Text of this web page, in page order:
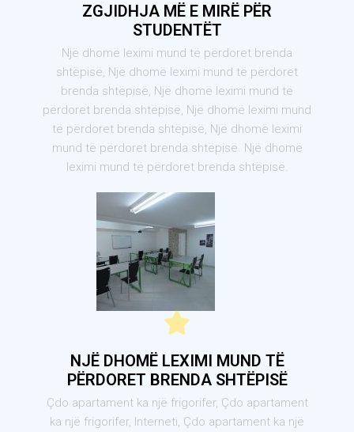
ZGJIDHJA MË E MIRË PËR
STUDENTËT
Një dhomë leximi mund të përdoret brenda
shtëpisë, Një dhomë leximi mund të përdoret
brenda shtëpisë, Një dhomë leximi mund të
përdoret brenda shtëpisë, Një dhomë leximi mund
të përdoret brenda shtëpisë, Një dhomë leximi
mund të përdoret brenda shtëpisë. Një dhomë
leximi mund të përdoret brenda shtëpisë.
NJË DHOMË LEXIMI MUND TË
PËRDORET BRENDA SHTËPISË
Çdo apartament ka një frigorifer, Çdo apartament
ka një frigorifer, Interneti, Çdo apartament ka një